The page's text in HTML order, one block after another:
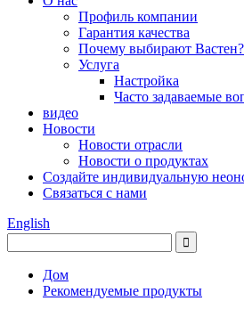
Профиль компании
Гарантия качества
Почему выбирают Вастен?
Услуга
Настройка
Часто задаваемые
видео
Новости
Новости отрасли
Новости о продуктах
Создайте индивидуальную
Связаться с нами
English
Дом
Рекомендуемые продукты